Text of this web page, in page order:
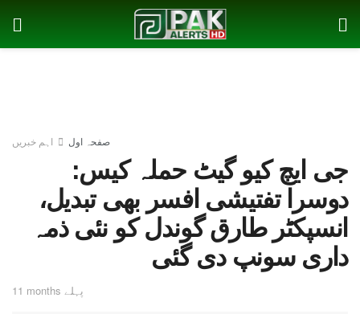
صفحہ اول اہم خبریں
جی ایچ کیو گیٹ حملہ کیس:
دوسرا تفتیشی افسر بھی تبدیل،
انسپکٹر طارق گوندل کو نئی ذمہ
داری سونپ دی گئی
11 months پہلے